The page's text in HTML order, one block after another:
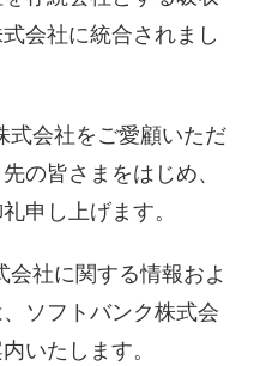
会社に統合されまし
式会社をご愛顧いただ
の皆さまをはじめ、
申し上げます。
社に関する情報およ
ソフトバンク株式会
いたします。